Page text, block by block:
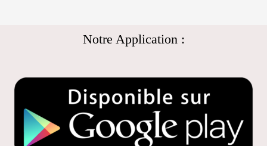
Notre Application :